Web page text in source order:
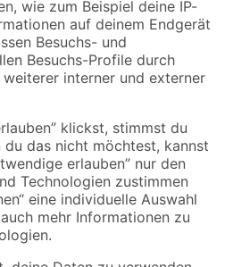
Versandarten